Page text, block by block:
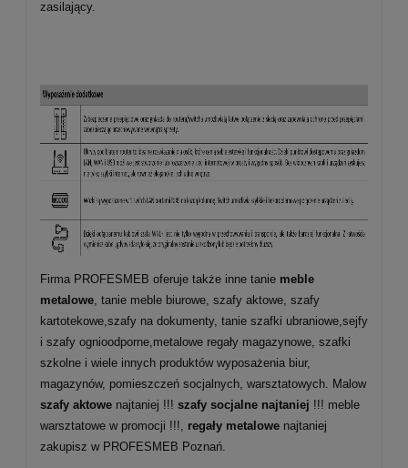
zasilający.
Firma PROFESMEB oferuje także inne tanie meble
metalowe, tanie meble biurowe, szafy aktowe, szafy
kartotekowe,szafy na dokumenty, tanie szafki ubraniowe,sejfy
i szafy ognioodporne,metalowe regały magazynowe, szafki
szkolne i wiele innych produktów wyposażenia biur,
magazynów, pomieszczeń socjalnych, warsztatowych. Malow
szafy aktowe najtaniej !!! szafy socjalne najtaniej !!! meble
warsztatowe w promocji !!!, regały metalowe najtaniej
zakupisz w PROFESMEB Poznań.